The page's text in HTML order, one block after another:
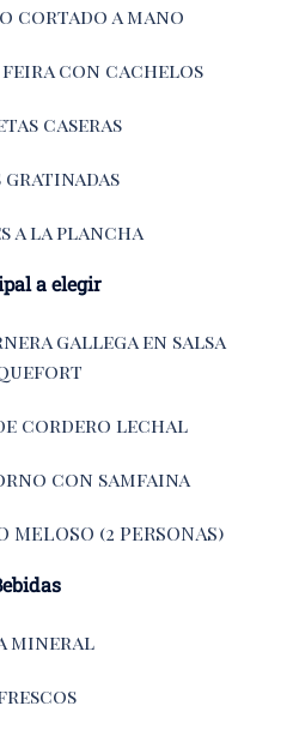
cortado a mano
feira con cachelos
caseras
gratinadas
a la plancha
a elegir
gallega en salsa
cordero lechal
con samfaina
MELOSO (2 PERSONAS)
mineral